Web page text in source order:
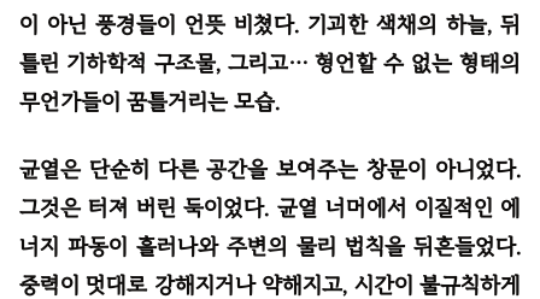
이 아닌 풍경들이 언뜻 비쳤다. 기괴한 색채의 하늘, 뒤
틀린 기하학적 구조물, 그리고… 형언할 수 없는 형태의
무언가들이 꿈틀거리는 모습.
균열은 단순히 다른 공간을 보여주는 창문이 아니었다.
그것은 터져 버린 둑이었다. 균열 너머에서 이질적인 에
너지 파동이 흘러나와 주변의 물리 법칙을 뒤흔들었다.
중력이 멋대로 강해지거나 약해지고, 시간이 불규칙하게